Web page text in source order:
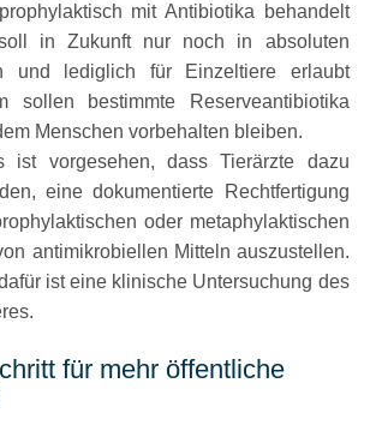
mit Antibiotika behandelt
in Zukunft nur noch in absoluten
und lediglich für Einzeltiere erlaubt
sollen bestimmte Reserveantibiotika
Menschen vorbehalten bleiben.
ist vorgesehen, dass Tierärzte dazu
eine dokumentierte Rechtfertigung
oder metaphylaktischen
antimikrobiellen Mitteln auszustellen.
ist eine klinische Untersuchung des
für mehr öffentliche